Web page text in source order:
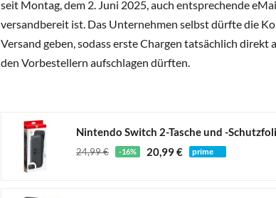
seit Montag, dem 2. Juni 2025, auch entsprechende
versandbereit ist. Das Unternehmen selbst dürfte die
Versand geben, sodass erste Chargen tatsächlich direkt
den Vorbestellern aufschlagen dürften.
Nintendo Switch 2-Tasche und -
24,99 € -16% 20,99 €